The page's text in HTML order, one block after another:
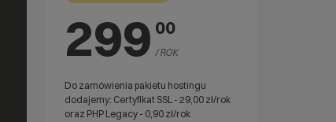
299 00
/ ROK
Do zamówienia pakietu hostingu
dodajemy: Certyfikat SSL - 29,00zł/rok
oraz PHP Legacy - 0,90zł/rok